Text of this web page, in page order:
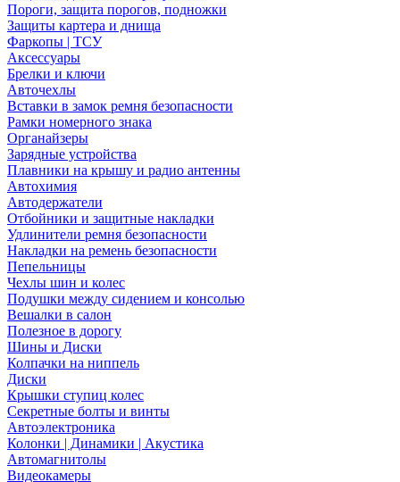
Пороги, защита порогов, подножки
Защиты картера и днища
Фаркопы | ТСУ
Аксессуары
Брелки и ключи
Авточехлы
Вставки в замок ремня безопасности
Рамки номерного знака
Органайзеры
Зарядные устройства
Плавники на крышу и радио антенны
Автохимия
Автодержатели
Отбойники и защитные накладки
Удлинители ремня безопасности
Накладки на ремень безопасности
Пепельницы
Чехлы шин и колес
Подушки между сидением и консолью
Вешалки в салон
Полезное в дорогу
Шины и Диски
Колпачки на ниппель
Диски
Крышки ступиц колес
Секретные болты и винты
Автоэлектроника
Колонки | Динамики | Акустика
Автомагнитолы
Видеокамеры